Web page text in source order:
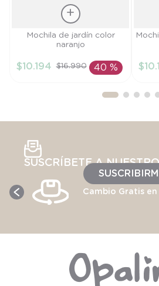
Talla
AÑADIR AL
Mochila de jardín color
naranjo
$10.194 $16.990 40 %
Talla
$10.
SUSCRÍBETE A
Cambio Gratis